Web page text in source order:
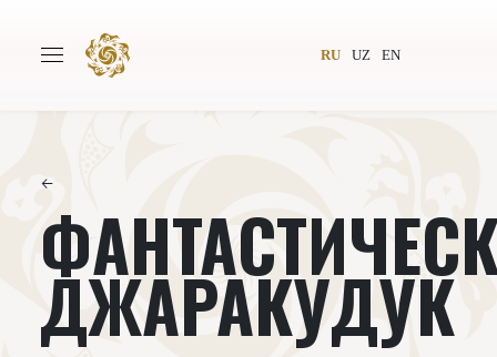
RU UZ EN
Всемирное общество
Издательство Новости
Проекты Подкасты
←
ДЖАРАКУДУК